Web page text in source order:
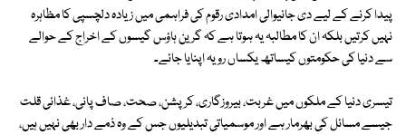
پیدا کرنے کے لیے دی جانیوالی امدادی رقوم کی فراہمی میں زیادہ دلچسپی کا مظاہرہ
نہیں کرتیں بلکہ ان کا مطالبہ یہ ہوتا ہے کہ گرین ہاؤس گیسوں کے اخراج کے حوالے
سے دنیا کی حکومتوں کیساتھ یکساں رویہ اپنایا جائے۔
تیسری دنیا کے ملکوں میں غربت، بیروزگاری، کرپشن، صحت، صاف پانی، غذائی قلت
جیسے مسائل کی بھرمار ہے اور موسمیاتی تبدیلیوں جس کے وہ ذمے دار بھی نہیں ہیں،